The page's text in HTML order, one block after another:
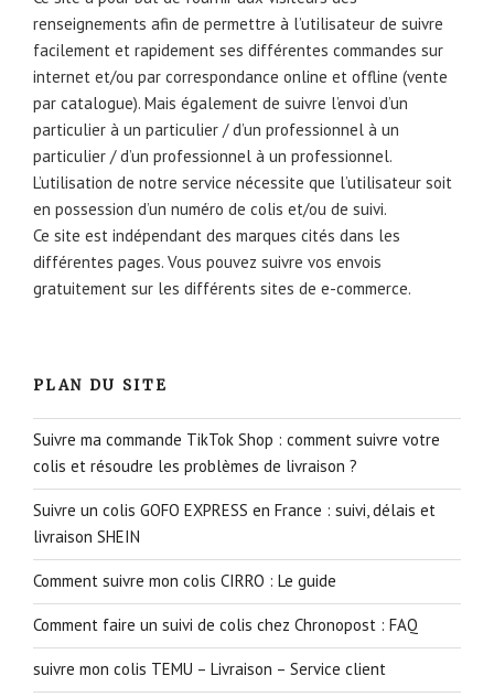
renseignements afin de permettre à l’utilisateur de suivre
facilement et rapidement ses différentes commandes sur
internet et/ou par correspondance online et offline (vente
par catalogue). Mais également de suivre l’envoi d’un
particulier à un particulier / d’un professionnel à un
particulier / d’un professionnel à un professionnel.
L’utilisation de notre service nécessite que l’utilisateur soit
en possession d’un numéro de colis et/ou de suivi.
Ce site est indépendant des marques cités dans les
différentes pages. Vous pouvez suivre vos envois
gratuitement sur les différents sites de e-commerce.
PLAN DU SITE
Suivre ma commande TikTok Shop : comment suivre votre
colis et résoudre les problèmes de livraison ?
Suivre un colis GOFO EXPRESS en France : suivi, délais et
livraison SHEIN
Comment suivre mon colis CIRRO : Le guide
Comment faire un suivi de colis chez Chronopost : FAQ
suivre mon colis TEMU – Livraison – Service client